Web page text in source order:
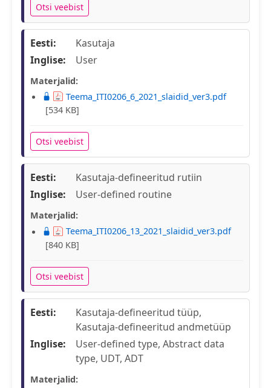
Otsi veebist
Eesti:
Kasutaja
Inglise:
User
Materjalid:
Teema_ITI0206_6_2021_slaidid_ver3.pdf
[534 KB]
Otsi veebist
Eesti:
Kasutaja-defineeritud rutiin
Inglise:
User-defined routine
Materjalid:
Teema_ITI0206_13_2021_slaidid_ver3.pdf
[840 KB]
Otsi veebist
Eesti:
Kasutaja-defineeritud tüüp,
Kasutaja-defineeritud andmetüüp
Inglise:
User-defined type, Abstract data
type, UDT, ADT
Materjalid: